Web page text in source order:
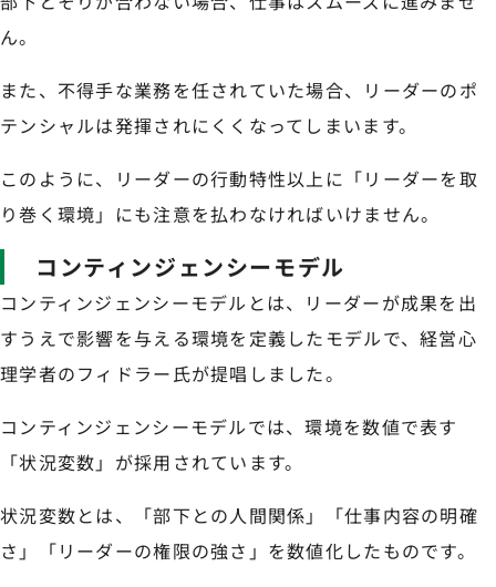
ん。
また、不得手な業務を任されていた場合、リーダーのポ
テンシャルは発揮されにくくなってしまいます。
このように、リーダーの行動特性以上に「リーダーを取
り巻く環境」にも注意を払わなければいけません。
コンティンジェンシーモデル
コンティンジェンシーモデルとは、リーダーが成果を出
すうえで影響を与える環境を定義したモデルで、経営心
理学者のフィドラー氏が提唱しました。
コンティンジェンシーモデルでは、環境を数値で表す
「状況変数」が採用されています。
状況変数とは、「部下との人間関係」「仕事内容の明確
さ」「リーダーの権限の強さ」を数値化したものです。